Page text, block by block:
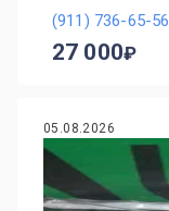
(911) 736-65-56
27 000
05.08.2026